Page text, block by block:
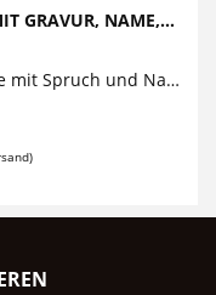
GRAVUR, NAME,...
WAS WÄR ICH OHNE DICH Silberkette mit Spruch und Namensgravur "Ich halte Dich nicht fest, aber so lange Du mich lässt, bin ich an Deiner...